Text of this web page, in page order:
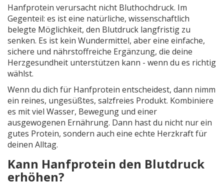
Hanfprotein verursacht nicht Bluthochdruck. Im
Gegenteil: es ist eine natürliche, wissenschaftlich
belegte Möglichkeit, den Blutdruck langfristig zu
senken. Es ist kein Wundermittel, aber eine einfache,
sichere und nährstoffreiche Ergänzung, die deine
Herzgesundheit unterstützen kann - wenn du es richtig
wählst.
Wenn du dich für Hanfprotein entscheidest, dann nimm
ein reines, ungesüßtes, salzfreies Produkt. Kombiniere
es mit viel Wasser, Bewegung und einer
ausgewogenen Ernährung. Dann hast du nicht nur ein
gutes Protein, sondern auch eine echte Herzkraft für
deinen Alltag.
Kann Hanfprotein den Blutdruck
erhöhen?